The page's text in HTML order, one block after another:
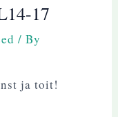
17
/ By
ja toit!